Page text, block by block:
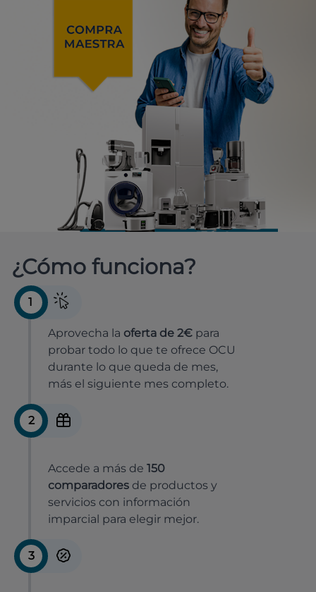
¿Cómo funciona?
1
Aprovecha la oferta de 2€ para
probar todo lo que te ofrece OCU
durante lo que queda de mes,
más el siguiente mes completo.
2
Accede a más de 150
comparadores de productos y
servicios con información
imparcial para elegir mejor.
3